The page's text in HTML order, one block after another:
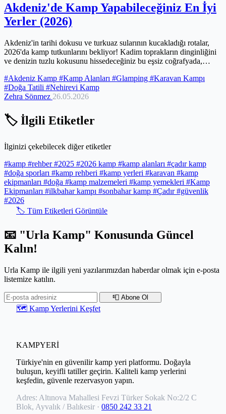
Akdeniz'de Kamp Yapabileceğiniz En İyi
Yerler (2026)
Akdeniz'in tarihi dokusu ve turkuaz sularının kucakladığı rotalar,
2026'da kamp tutkunlarını bekliyor! Kadim toprakların dinginliğini
ve denizin tuzlu kokusunu hissedeceğiniz bu eşsiz coğrafyada,
biriktirmeye hazır olun. Sakin koylardan yemyeşil vadilere, otantik
çadırlardan lüks glamping deneyimlerine kadar her zevke uygun
kamp alanları sizi bekliyor. Kendi karavanınızla özgürce
sunduğu bu eşsiz yaşam ritmini keşfetmek için sabırsızlanacaksınız.
Bu rehber, sizi yola çıkaracak, heyecanlandıracak ve Akdeniz'in en
#Akdeniz Kamp #Kamp Alanları #Glamping #Karavan Kampı
#Doğa Tatili #Nehirevi Kamp
Zehra Sönmez 26.05.2026
🏷️ İlgili Etiketler
İlginizi çekebilecek diğer etiketler
#kamp #rehber#2025 #2026 kamp #kamp alanları #çadır kamp
#doğa sporları #kamp rehberi #kamp yerleri #karavan #kamp
ekipmanları #doğa #kamp malzemeleri #kamp yemekleri #Kamp
Ekipmanları #ilkbahar kampı #sonbahar kamp #Çadır#güvenlik
#2026
🏷️ Tüm Etiketleri Görüntüle
📧 "Urla Kamp" Konusunda Güncel
Kalın!
Urla Kamp ile ilgili yeni yazılarımızdan haberdar olmak için e-posta
listemize katılın.
📮 Abone Ol
🗺️ Kamp Yerlerini Keşfet
KAMPYERİ
Türkiye'nin en güvenilir kamp yeri platformu. Doğayla
buluşun, keyifli tatiller geçirin. Kaliteli kamp yerlerini
keşfedin, güvenle rezervasyon yapın.
Adres: Altınova Mahallesi Fevzi Türker Sokak No:2/2 C
Blok, Ayvalık / Balıkesir · 0850 242 33 21